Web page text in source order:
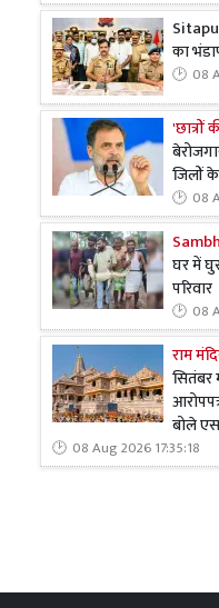
का
08
'छात्रों
जिलों
08
घर में
परिवार
08
राम
सितंबर
बोले
08 Aug 2026 17:35:18